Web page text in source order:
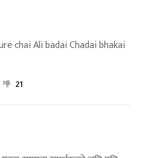
chai Ali badai Chadai bhakai
21